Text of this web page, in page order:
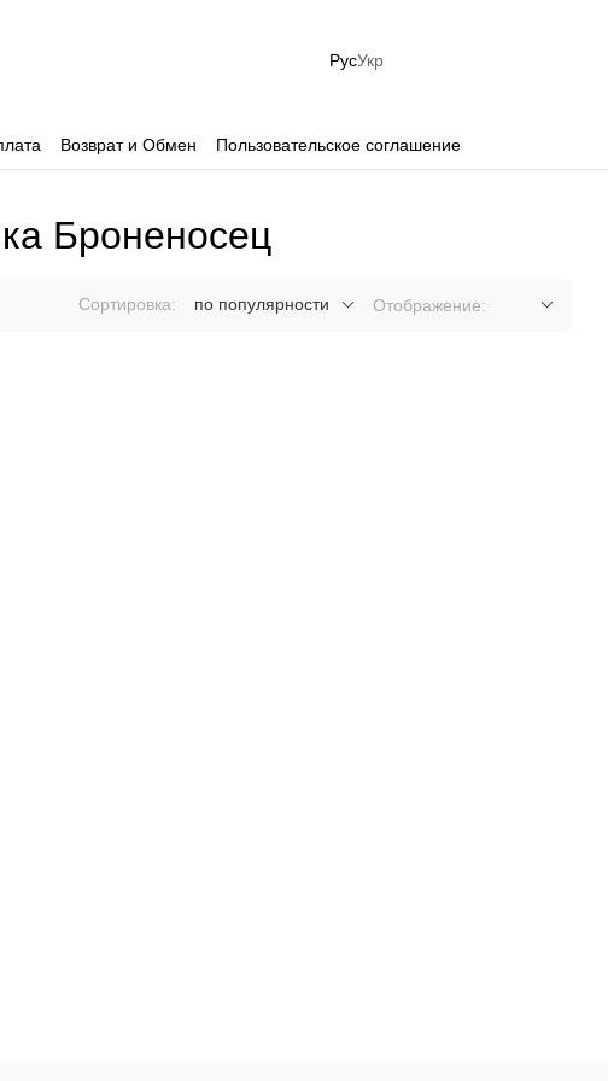
РусУкр
Возврат и Обмен Пользовательское соглашение
Броненосец
Сортировка: по популярности Отображение: